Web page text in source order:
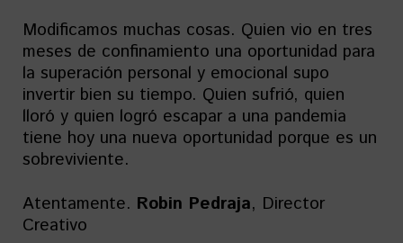
Modificamos muchas cosas. Quien vio en tres
meses de confinamiento una oportunidad para
la superación personal y emocional supo
invertir bien su tiempo. Quien sufrió, quien
lloró y quien logró escapar a una pandemia
tiene hoy una nueva oportunidad porque es un
sobreviviente.
Atentamente. Robin Pedraja, Director
Creativo